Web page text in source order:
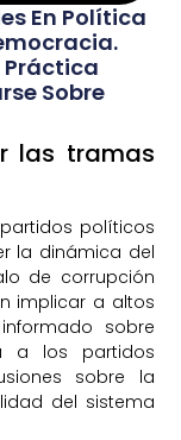
En Política
Práctica
Sobre
las tramas
políticos
la dinámica del
de corrupción
implicar a altos
sobre
a los partidos
sobre la
del sistema